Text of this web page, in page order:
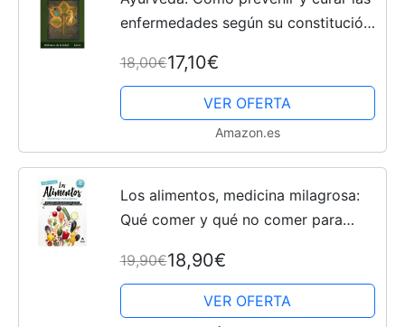
enfermedades según su constitución
18,00€17,10€
VER OFERTA
Amazon.es
Los alimentos, medicina milagrosa:
Qué comer y qué no comer para
enfermedades y problemas (AMAT)
19,90€18,90€
VER OFERTA